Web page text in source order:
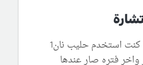
صباح الخير .. كنت استخدم حليب نان1
شهور واخر فتره صار عندها